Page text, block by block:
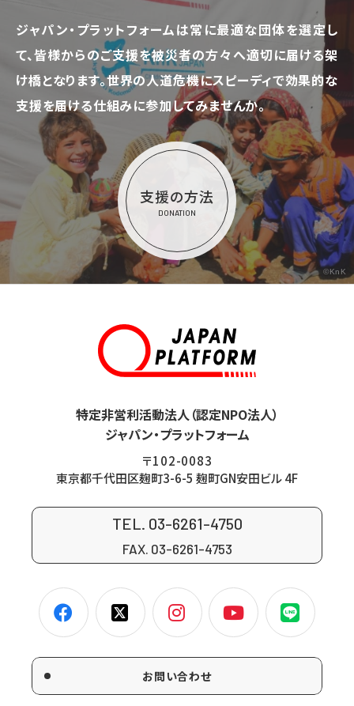
ジャパン・プラットフォームは常に最適な団体を選定し
て、皆様からのご支援を被災者の方々へ適切に届ける架
け橋となります。世界の人道危機にスピーディで効果的な
支援を届ける仕組みに参加してみませんか。
支援の方法
DONATION
©KnK
特定非営利活動法人（認定NPO法人）
ジャパン・プラットフォーム
〒102-0083
東京都千代田区麹町3-6-5 麹町GN安田ビル 4F
TEL. 03-6261-4750
FAX. 03-6261-4753
お問い合わせ